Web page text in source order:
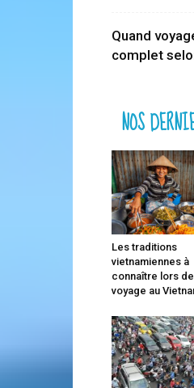
Quand
complet
NOS
Les traditions
vietnamiennes à
connaître lors
voyage au